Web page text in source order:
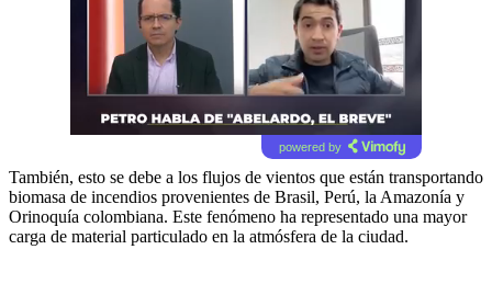
powered by
También, esto se debe a los flujos de vientos que están transportando
biomasa de incendios provenientes de Brasil, Perú, la Amazonía y
Orinoquía colombiana. Este fenómeno ha representado una mayor
carga de material particulado en la atmósfera de la ciudad.